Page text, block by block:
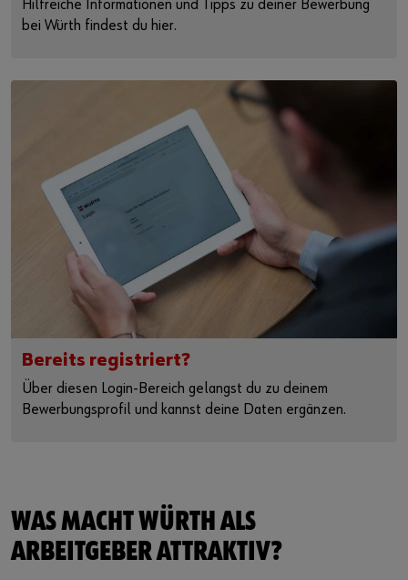
Hilfreiche Informationen und Tipps zu deiner Bewerbung
bei Würth findest du hier.
Bereits registriert?
Über diesen Login-Bereich gelangst du zu deinem
Bewerbungsprofil und kannst deine Daten ergänzen.
WAS MACHT WÜRTH ALS
ARBEITGEBER ATTRAKTIV?